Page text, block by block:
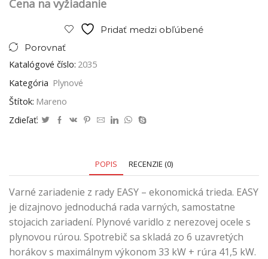
Cena na vyžiadanie
Pridať medzi obľúbené
Porovnať
Katalógové číslo: 2035
Kategória Plynové
Štítok: Mareno
Zdieľať:
POPIS RECENZIE (0)
Varné zariadenie z rady EASY – ekonomická trieda. EASY
je dizajnovo jednoduchá rada varných, samostatne
stojacich zariadení. Plynové varidlo z nerezovej ocele s
plynovou rúrou. Spotrebič sa skladá zo 6 uzavretých
horákov s maximálnym výkonom 33 kW + rúra 41,5 kW.